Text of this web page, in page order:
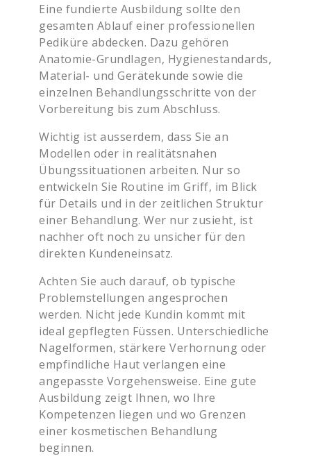
Eine fundierte Ausbildung sollte den
gesamten Ablauf einer professionellen
Pediküre abdecken. Dazu gehören
Anatomie-Grundlagen, Hygienestandards,
Material- und Gerätekunde sowie die
einzelnen Behandlungsschritte von der
Vorbereitung bis zum Abschluss.
Wichtig ist ausserdem, dass Sie an
Modellen oder in realitätsnahen
Übungssituationen arbeiten. Nur so
entwickeln Sie Routine im Griff, im Blick
für Details und in der zeitlichen Struktur
einer Behandlung. Wer nur zusieht, ist
nachher oft noch zu unsicher für den
direkten Kundeneinsatz.
Achten Sie auch darauf, ob typische
Problemstellungen angesprochen
werden. Nicht jede Kundin kommt mit
ideal gepflegten Füssen. Unterschiedliche
Nagelformen, stärkere Verhornung oder
empfindliche Haut verlangen eine
angepasste Vorgehensweise. Eine gute
Ausbildung zeigt Ihnen, wo Ihre
Kompetenzen liegen und wo Grenzen
einer kosmetischen Behandlung
beginnen.